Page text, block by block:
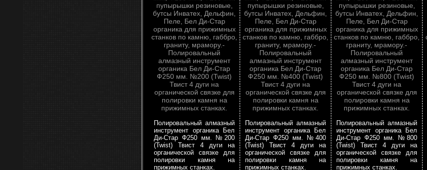
Полировальный алмазный
инструмент органика Бел
Ди-Стар Ф250 мм. №200
(Twist) Твист 4 дуги на
органической связке для
полировки камня на
прижимных станках.
Полировальный алмазный
инструмент органика Бел
Ди-Стар Ф250 мм. №400
(Twist) Твист 4 дуги на
органической связке для
полировки камня на
прижимных станках.
Полировальный алмазный
инструмент органика Бел
Ди-Стар Ф250 мм. №800
(Twist) Твист 4 дуги на
органической связке для
полировки камня на
прижимных станках.